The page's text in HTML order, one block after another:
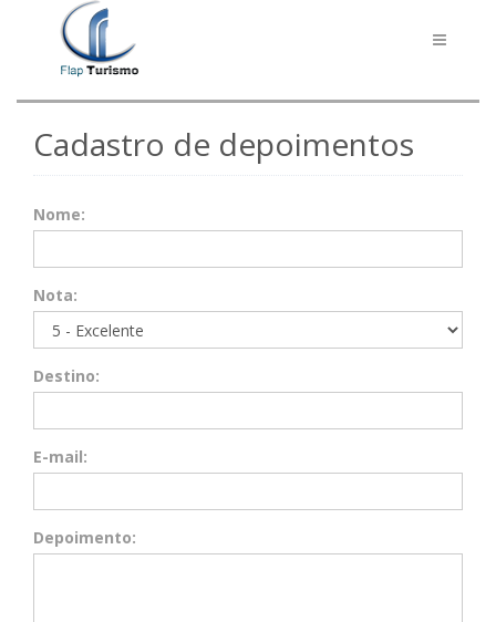
Toggle
Cadastro de depoimentos
Nome:
Nota:
Destino:
E-mail:
Depoimento: